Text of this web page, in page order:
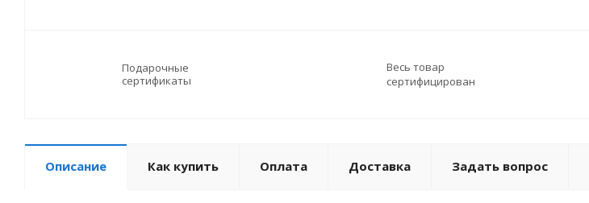
Подарочные
сертификаты
Весь товар
сертифицирован
Описание Как купить Оплата Доставка Задать вопрос